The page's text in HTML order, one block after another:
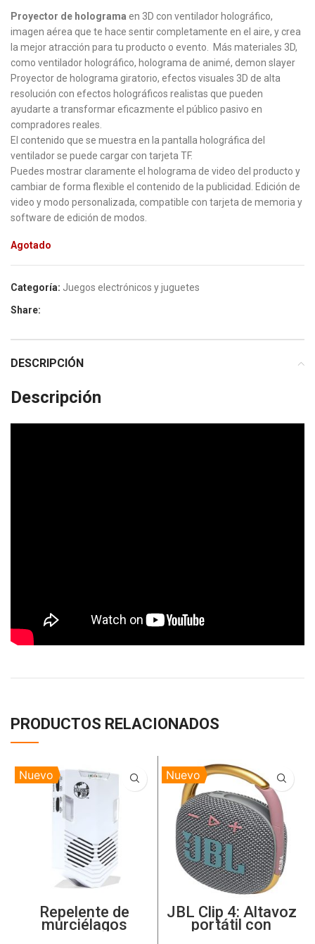
Proyector de holograma en 3D con ventilador holográfico,
imagen aérea que te hace sentir completamente en el aire, y crea
la mejor atracción para tu producto o evento. Más materiales 3D,
como ventilador holográfico, holograma de animé, demon slayer
Proyector de holograma giratorio, efectos visuales 3D de alta
resolución con efectos holográficos realistas que pueden
ayudarte a transformar eficazmente el público pasivo en
compradores reales.
El contenido que se muestra en la pantalla holográfica del
ventilador se puede cargar con tarjeta TF.
Puedes mostrar claramente el holograma de video del producto y
cambiar de forma flexible el contenido de la publicidad. Edición de
video y modo personalizada, compatible con tarjeta de memoria y
software de edición de modos.
Agotado
Categoría: Juegos electrónicos y juguetes
Share:
DESCRIPCIÓN
Descripción
PRODUCTOS RELACIONADOS
Nuevo
Repelente de
murciélagos
ultrasónico 🦇
Nuevo
JBL Clip 4: Altavoz
portátil con
Bluetooth, Batería